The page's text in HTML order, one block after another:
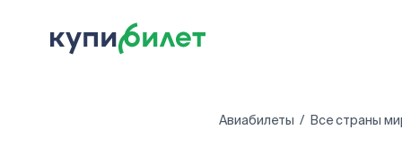
Авиабилеты Все страны